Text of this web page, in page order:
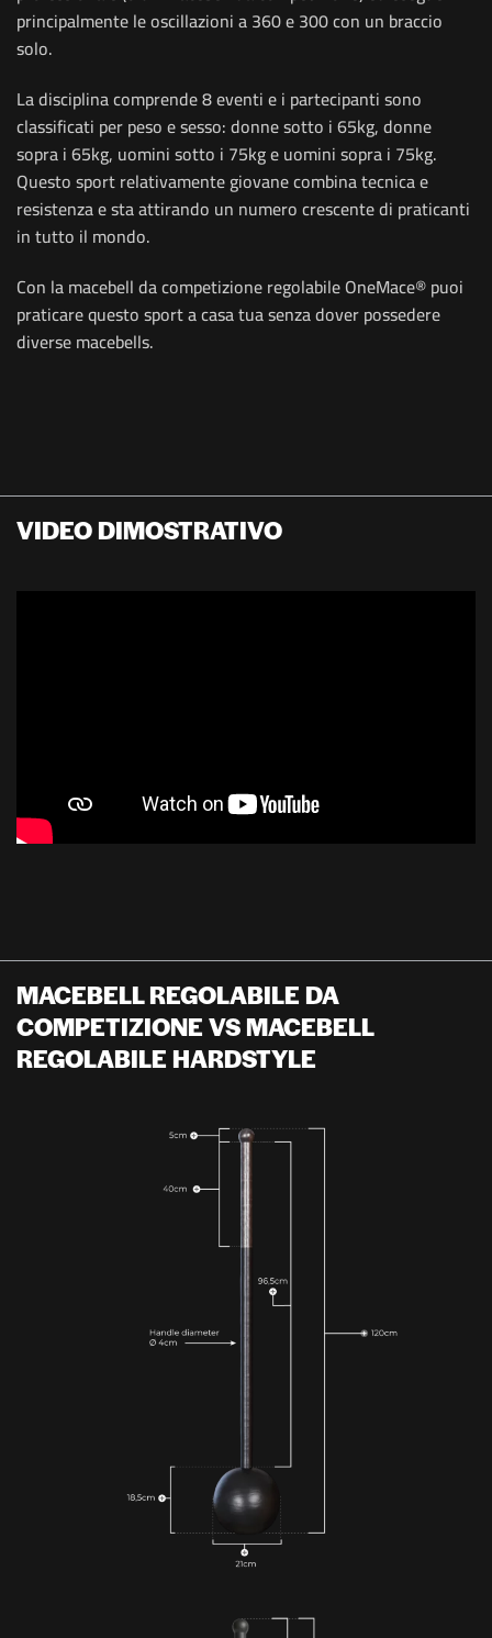
principalmente le oscillazioni a 360 e 300 con un braccio
solo.
La disciplina comprende 8 eventi e i partecipanti sono
classificati per peso e sesso: donne sotto i 65kg, donne
sopra i 65kg, uomini sotto i 75kg e uomini sopra i 75kg.
Questo sport relativamente giovane combina tecnica e
resistenza e sta attirando un numero crescente di praticanti
in tutto il mondo.
Con la macebell da competizione regolabile OneMace® puoi
praticare questo sport a casa tua senza dover possedere
diverse macebells.
VIDEO DIMOSTRATIVO
MACEBELL REGOLABILE DA
COMPETIZIONE VS MACEBELL
REGOLABILE HARDSTYLE